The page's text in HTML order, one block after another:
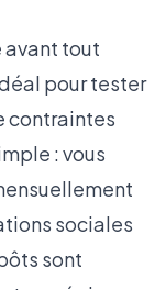
avant tout
pour tester
contraintes
: vous
sociales
sont